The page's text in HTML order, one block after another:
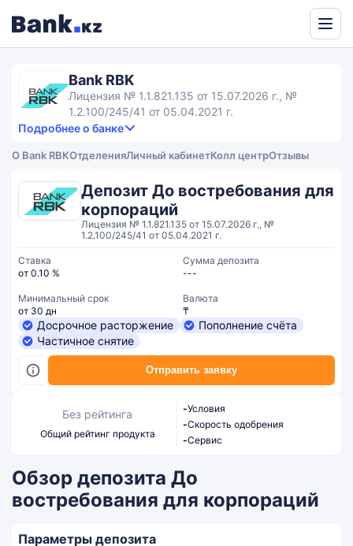
Bank RBK
Лицензия № 1.1.821.135 от 15.07.2026 г., №
1.2.100/245/41 от 05.04.2021 г.
Подробнее о банке
3.9
3,9
rating
4.5
Продукты и услуги
О Bank RBKОтделенияЛичный кабинетКолл центрОтзывы
Депозит До востребования для
корпораций
Лицензия № 1.1.821.135 от 15.07.2026 г., №
1.2.100/245/41 от 05.04.2021 г.
Отправить заявку
Ставка
от 0.10 %
Сумма депозита
---
Минимальный срок
от 30 дн
Валюта
₸
Досрочное расторжение
Пополнение счёта
Частичное снятие
Без рейтинга
Общий рейтинг продукта
-Условия
-Скорость одобрения
-Сервис
Обзор депозита До
востребования для корпораций
Параметры депозита